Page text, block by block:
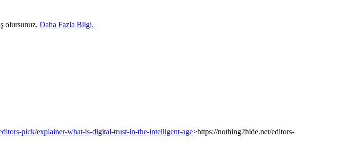
olursunuz. Daha Fazla Bilgi.
pick/explainer-what-is-digital-trust-in-the-intelligent-age>https://nothing2hide.net/editors-